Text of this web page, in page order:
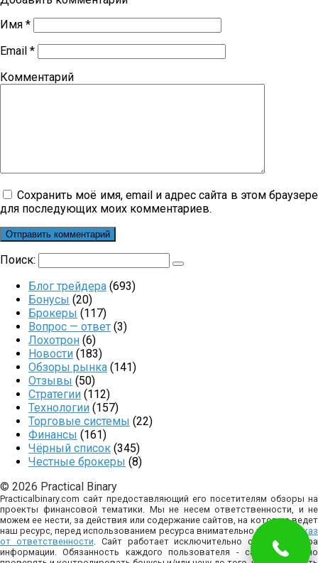
Имя *
Email *
Комментарий
Сохранить моё имя, email и адрес сайта в этом браузере
для последующих моих комментариев.
Поиск:
Блог трейдера (693)
Бонусы (20)
Брокеры (117)
Вопрос — ответ (3)
Лохотрон (6)
Новости (183)
Обзоры рынка (141)
Отзывы (50)
Стратегии (112)
Технологии (157)
Торговые системы (22)
Финансы (161)
Чёрный список (345)
Честные брокеры (8)
© 2026 Practical Binary
Practicalbinary.com сайт предоставляющий его посетителям обзоры на
проекты финансовой тематики. Мы не несем ответственности, и не
можем ее нести, за действия или содержание сайтов, на которые ведет
наш ресурс, перед использованием ресурса внимательно изучите
отказ
от ответственности. Сайт работает исключительно с целью сбора
информации. Обязанность каждого пользователя - самостоятельно